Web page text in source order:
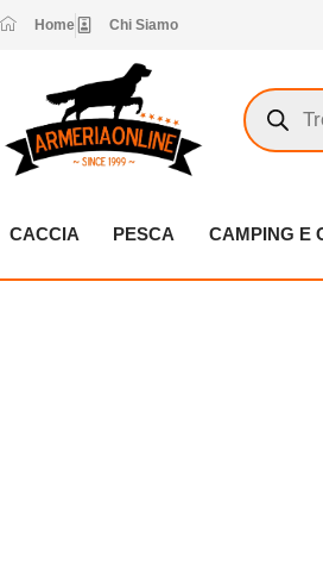
al
Home Chi Siamo
Products
search
CACCIA PESCA CAMPING E